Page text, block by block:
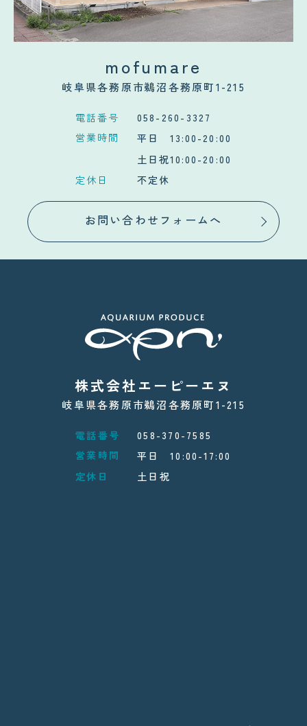
mofumare
岐阜県各務原市鵜沼各務原町1-215
電話番号
058-260-3327
営業時間
平日 13:00-20:00
土日祝10:00-20:00
定休日
不定休
お問い合わせフォームへ
株式会社エーピーエヌ
岐阜県各務原市鵜沼各務原町1-215
電話番号
058-370-7585
営業時間
平日 10:00-17:00
定休日
土日祝